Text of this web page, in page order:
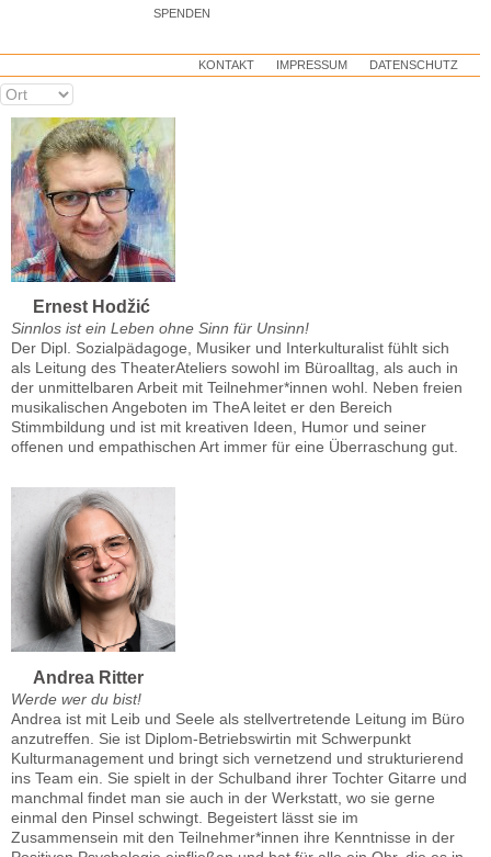
SPENDEN
KONTAKT IMPRESSUM DATENSCHUTZ
Ernest Hodžić
Sinnlos ist ein Leben ohne Sinn für Unsinn!
Der Dipl. Sozialpädagoge, Musiker und Interkulturalist fühlt sich
als Leitung des TheaterAteliers sowohl im Büroalltag, als auch in
der unmittelbaren Arbeit mit Teilnehmer*innen wohl. Neben freien
musikalischen Angeboten im TheA leitet er den Bereich
Stimmbildung und ist mit kreativen Ideen, Humor und seiner
offenen und empathischen Art immer für eine Überraschung gut.
Andrea Ritter
Werde wer du bist!
Andrea ist mit Leib und Seele als stellvertretende Leitung im Büro
anzutreffen. Sie ist Diplom-Betriebswirtin mit Schwerpunkt
Kulturmanagement und bringt sich vernetzend und strukturierend
ins Team ein. Sie spielt in der Schulband ihrer Tochter Gitarre und
manchmal findet man sie auch in der Werkstatt, wo sie gerne
einmal den Pinsel schwingt. Begeistert lässt sie im
Zusammensein mit den Teilnehmer*innen ihre Kenntnisse in der